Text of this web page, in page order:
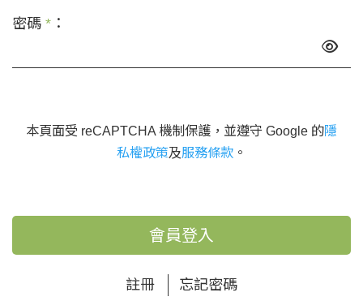
密碼 * ：
本頁面受 reCAPTCHA 機制保護，並遵守 Google 的隱
私權政策及服務條款 。
會員登入
註冊 忘記密碼